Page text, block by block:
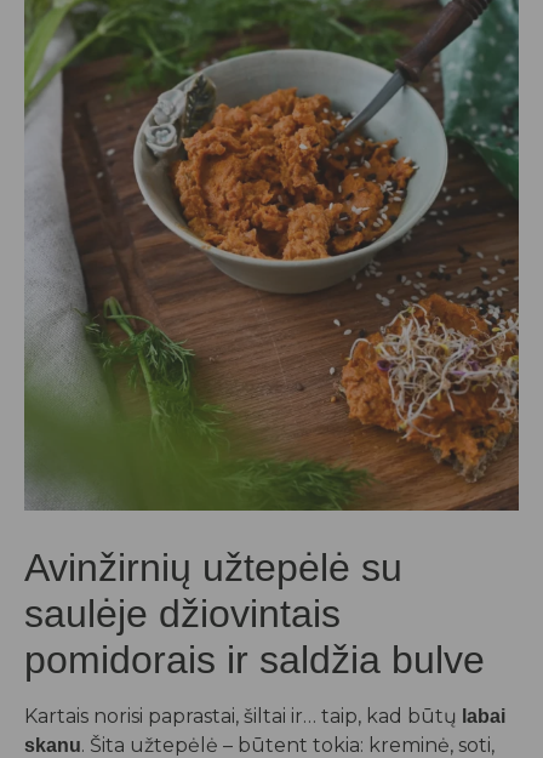
Avinžirnių užtepėlė su
saulėje džiovintais
pomidorais ir saldžia bulve
Kartais norisi paprastai, šiltai ir… taip, kad būtų labai
skanu. Šita užtepėlė – būtent tokia: kreminė, soti,